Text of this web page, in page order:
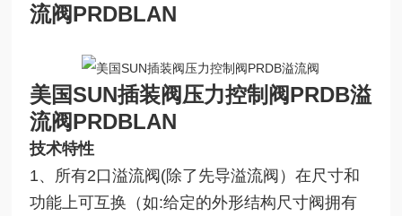
流阀PRDBLAN
美国SUN插装阀压力控制阀PRDB溢
流阀PRDBLAN
技术特性
1、所有2口溢流阀(除了先导溢流阀）在尺寸和
功能上可互换（如:给定的外形结构尺寸阀拥有